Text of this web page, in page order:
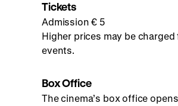
Tickets
Admission € 5
Higher prices may be charged
events.
Box Office
The cinema’s box office